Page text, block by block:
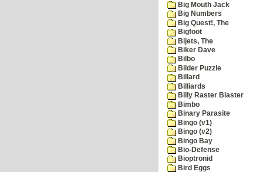
Big Mouth Jack
Big Numbers
Big Quest!, The
Bigfoot
Bijets, The
Biker Dave
Bilbo
Bilder Puzzle
Billard
Billiards
Billy Raster Blaster
Bimbo
Binary Parasite
Bingo (v1)
Bingo (v2)
Bingo Bay
Bio-Defense
Bioptronid
Bird Eggs